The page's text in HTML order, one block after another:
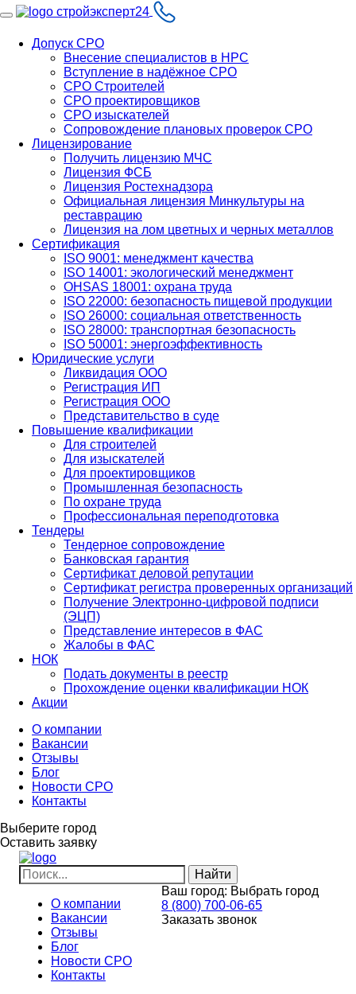
Допуск СРО
Внесение специалистов в НРС
Вступление в надёжное СРО
СРО Строителей
СРО проектировщиков
СРО изыскателей
Сопровождение плановых проверок СРО
Лицензирование
Получить лицензию МЧС
Лицензия ФСБ
Лицензия Ростехнадзора
Официальная лицензия Минкультуры на
реставрацию
Лицензия на лом цветных и черных металлов
Сертификация
ISO 9001: менеджмент качества
ISO 14001: экологический менеджмент
OHSAS 18001: охрана труда
ISO 22000: безопасность пищевой продукции
ISO 26000: социальная ответственность
ISO 28000: транспортная безопасность
ISO 50001: энергоэффективность
Юридические услуги
Ликвидация ООО
Регистрация ИП
Регистрация ООО
Представительство в суде
Повышение квалификации
Для строителей
Для изыскателей
Для проектировщиков
Промышленная безопасность
По охране труда
Профессиональная переподготовка
Тендеры
Тендерное сопровождение
Банковская гарантия
Сертификат деловой репутации
Сертификат регистра проверенных организаций
Получение Электронно-цифровой подписи
(ЭЦП)
Представление интересов в ФАС
Жалобы в ФАС
НОК
Подать документы в реестр
Прохождение оценки квалификации НОК
Акции
О компании
Вакансии
Отзывы
Блог
Новости СРО
Контакты
Выберите город
Оставить заявку
О компании
Вакансии
Отзывы
Блог
Новости СРО
Контакты
Ваш город: Выбрать город
8 (800) 700-06-65
Заказать звонок